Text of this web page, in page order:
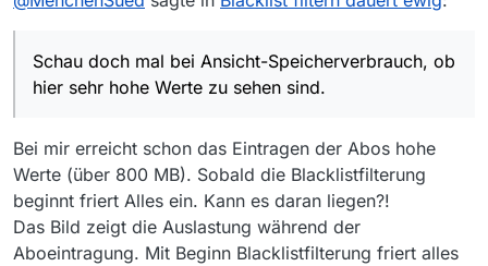
C:\Users\Caligula.mediathek3\mediathek.xml
INFO 2020-06-20 08:37:51,943 [AWT-EventQueue-0]
C:\Users\Caligula.mediathek3\mediathek.xml startet
INFO 2020-06-20 08:37:52,072 [AWT-EventQueue-0]
controller.IoXmlSchreiben (IoXmlSchreiben.java:257) -
Config Schreiben beendet
Schau doch mal bei Ansicht-Speicherverbrauch, ob
hier sehr hohe Werte zu sehen sind.
Bei mir erreicht schon das Eintragen der Abos hohe
Werte (über 800 MB). Sobald die Blacklistfilterung
beginnt friert Alles ein. Kann es daran liegen?!
Das Bild zeigt die Auslastung während der
Aboeintragung. Mit Beginn Blacklistfilterung friert alles